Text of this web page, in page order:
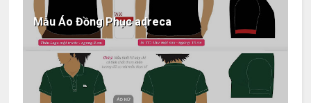
Mẫu Áo Đồng Phục adreca